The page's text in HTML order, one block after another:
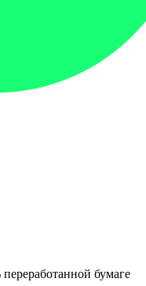
бумаге